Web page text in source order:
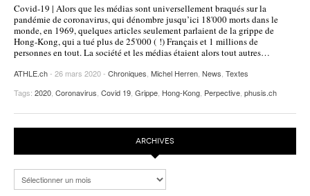
POURQUOI ATHLE.CH ?
ATHLE.CH RÉGIONS | VAUD
HIGHLIGHTS
LIVRES
Covid-19 | Alors que les médias sont universellement braqués sur la
pandémie de coronavirus, qui dénombre jusqu’ici 18'000 morts dans le
monde, en 1969, quelques articles seulement parlaient de la grippe de
Hong-Kong, qui a tué plus de 25'000 ( !) Français et 1 millions de
personnes en tout. La société et les médias étaient alors tout autres…
ATHLE.ch- 26 mars 2020 - Chroniques Michel Herren News Textes
Tags: 2020 Coronavirus Covid 19 Grippe Hong-Kong Perpective phusis.ch
ARCHIVES
Archives